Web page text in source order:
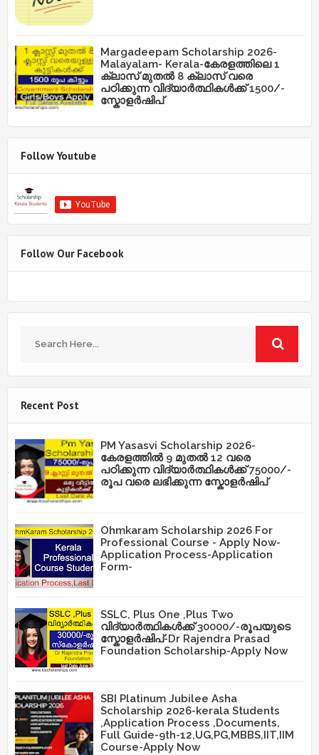
Margadeepam Scholarship 2026-
Malayalam- Kerala-കേരളത്തിലെ 1
ക്ലാസ് മുതൽ 8 ക്ലാസ് വരെ
പഠിക്കുന്ന വിദ്യാർത്ഥികൾക്ക് 1500/-
സ്കോളർഷിപ്
Follow Youtube
Follow Our Facebook
Recent Post
PM Yasasvi Scholarship 2026-
കേരളത്തിൽ 9 മുതൽ 12 വരെ
പഠിക്കുന്ന വിദ്യാർത്ഥികൾക്ക് 75000/-
രൂപ വരെ ലഭിക്കുന്ന സ്കോളർഷിപ്
Ohmkaram Scholarship 2026 For
Professional Course - Apply Now-
Application Process-Application
Form-
SSLC, Plus One ,Plus Two
വിദ്യാർത്ഥികൾക്ക് 30000/-രൂപയുടെ
സ്കോളർഷിപ്-Dr Rajendra Prasad
Foundation Scholarship-Apply Now
SBI Platinum Jubilee Asha
Scholarship 2026-kerala Students
,Application Process ,Documents,
Full Guide-9th-12,UG,PG,MBBS,IIT,IIM
Course-Apply Now